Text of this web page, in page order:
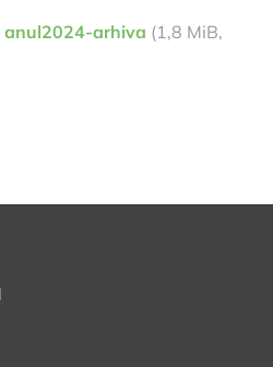
anul2024-arhiva (1,8 MiB,